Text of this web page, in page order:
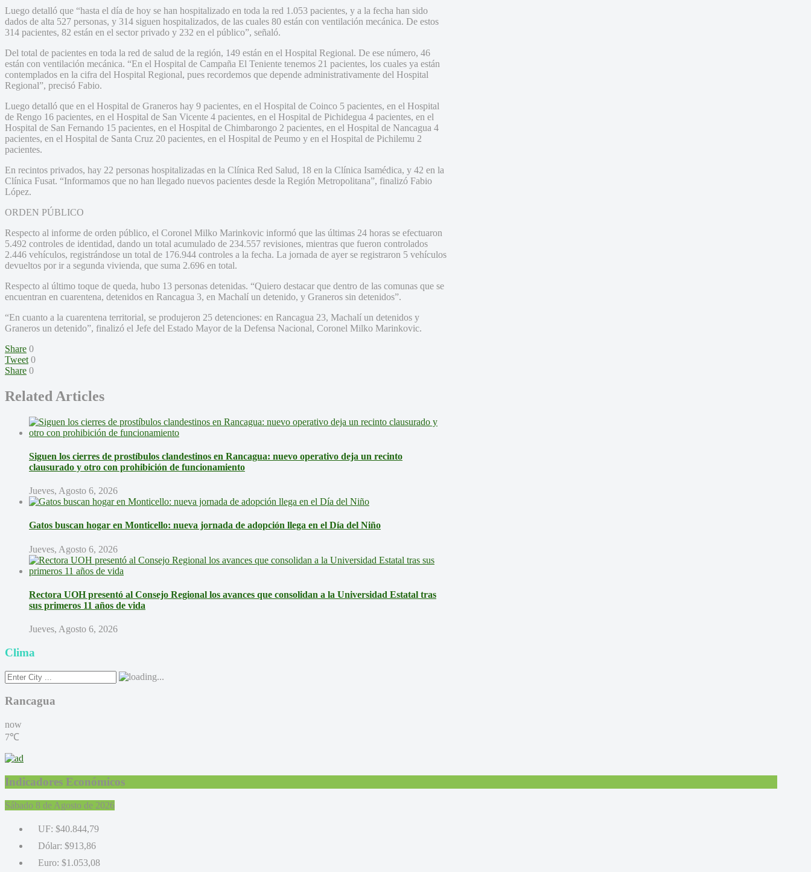
Luego detalló que “hasta el día de hoy se han hospitalizado en toda la red 1.053 pacientes, y a la fecha han sido
dados de alta 527 personas, y 314 siguen hospitalizados, de las cuales 80 están con ventilación mecánica. De estos
314 pacientes, 82 están en el sector privado y 232 en el público”, señaló.
Del total de pacientes en toda la red de salud de la región, 149 están en el Hospital Regional. De ese número, 46
están con ventilación mecánica. “En el Hospital de Campaña El Teniente tenemos 21 pacientes, los cuales ya están
contemplados en la cifra del Hospital Regional, pues recordemos que depende administrativamente del Hospital
Regional”, precisó Fabio.
Luego detalló que en el Hospital de Graneros hay 9 pacientes, en el Hospital de Coinco 5 pacientes, en el Hospital
de Rengo 16 pacientes, en el Hospital de San Vicente 4 pacientes, en el Hospital de Pichidegua 4 pacientes, en el
Hospital de San Fernando 15 pacientes, en el Hospital de Chimbarongo 2 pacientes, en el Hospital de Nancagua 4
pacientes, en el Hospital de Santa Cruz 20 pacientes, en el Hospital de Peumo y en el Hospital de Pichilemu 2
pacientes.
En recintos privados, hay 22 personas hospitalizadas en la Clínica Red Salud, 18 en la Clínica Isamédica, y 42 en la
Clínica Fusat. “Informamos que no han llegado nuevos pacientes desde la Región Metropolitana”, finalizó Fabio
López.
ORDEN PÚBLICO
Respecto al informe de orden público, el Coronel Milko Marinkovic informó que las últimas 24 horas se efectuaron
5.492 controles de identidad, dando un total acumulado de 234.557 revisiones, mientras que fueron controlados
2.446 vehículos, registrándose un total de 176.944 controles a la fecha. La jornada de ayer se registraron 5 vehículos
devueltos por ir a segunda vivienda, que suma 2.696 en total.
Respecto al último toque de queda, hubo 13 personas detenidas. “Quiero destacar que dentro de las comunas que se
encuentran en cuarentena, detenidos en Rancagua 3, en Machalí un detenido, y Graneros sin detenidos”.
“En cuanto a la cuarentena territorial, se produjeron 25 detenciones: en Rancagua 23, Machalí un detenidos y
Graneros un detenido”, finalizó el Jefe del Estado Mayor de la Defensa Nacional, Coronel Milko Marinkovic.
Share 0
Tweet 0
Share 0
Related Articles
Siguen los cierres de prostíbulos clandestinos en Rancagua: nuevo operativo deja un recinto
clausurado y otro con prohibición de funcionamiento
Jueves, Agosto 6, 2026
Gatos buscan hogar en Monticello: nueva jornada de adopción llega en el Día del Niño
Jueves, Agosto 6, 2026
Rectora UOH presentó al Consejo Regional los avances que consolidan a la Universidad Estatal tras
sus primeros 11 años de vida
Jueves, Agosto 6, 2026
Clima
Rancagua
now
7℃
Indicadores Económicos
Sábado 8 de Agosto de 2026
UF: $40.844,79
Dólar: $913,86
Euro: $1.053,08